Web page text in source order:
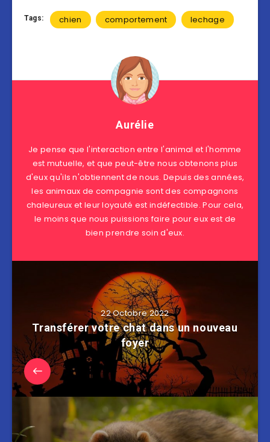
Tags: chien comportement lechage
Aurélie
Je pense que l'interaction entre l'animal et l'homme
est mutuelle, et que peut-être nous obtenons plus
d'eux qu'ils n'obtiennent de nous. Depuis des années,
les animaux de compagnie sont des compagnons
chaleureux et leur loyauté est indéfectible. Pour cela,
le moins que nous puissions faire pour eux est de
bien prendre soin d'eux.
22 Octobre 2022
Transférer votre chat dans un nouveau
foyer